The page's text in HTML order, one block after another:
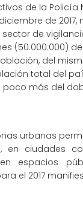
de la
de
sector de
(50.000.000)
del
total del
más del
urbanas
en ciudades
espacios
el 2017